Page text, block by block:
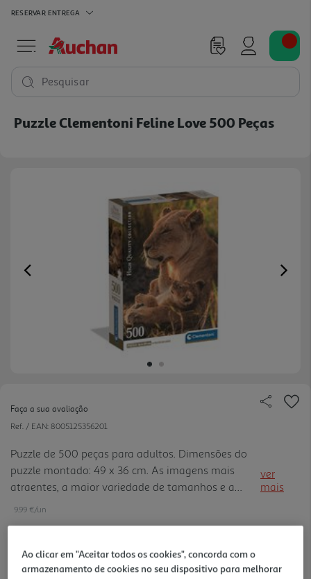
RESERVAR ENTREGA
Pesquisar
Puzzle Clementoni Feline Love 500 Peças
Previous
Faça a sua avaliação
Ref. / EAN: 8005125356201
Puzzle de 500 peças para adultos. Dimensões do
puzzle montado: 49 x 36 cm. As imagens mais
atraentes, a maior variedade de tamanhos e a
qualidade Clementoni para uma gama que é uma
problema da ecologia, a Clementoni utiliza
amplamente materiais reciclados, evitando o uso
ver
mais
9.99 €/un
9,99 €
Ao clicar em "Aceitar todos os cookies", concorda com o
armazenamento de cookies no seu dispositivo para melhorar